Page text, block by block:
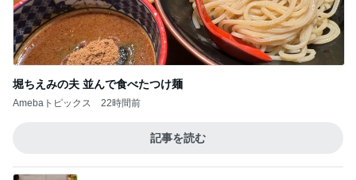
堀ちえみの夫 並んで食べたつけ麺
Amebaトピックス 22時間前
記事を読む